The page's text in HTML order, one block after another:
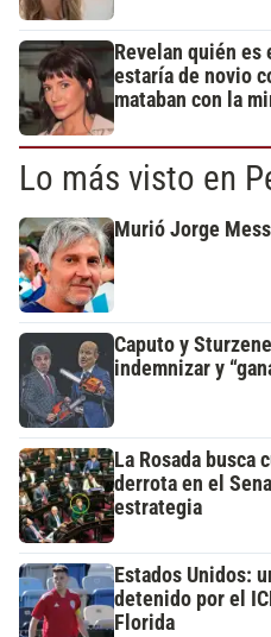
Revelan quién
estaría de novio
mataban con la
Lo más visto en
Murió Jorge
Caputo y
indemnizar y
La Rosada busca
derrota en el
estrategia
Estados Unidos:
detenido por el
Florida